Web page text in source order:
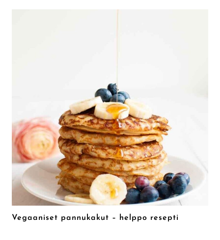
Vegaaniset pannukakut – helppo resepti